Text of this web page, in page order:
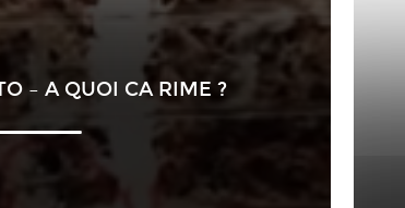
– A QUOI CA RIME ?